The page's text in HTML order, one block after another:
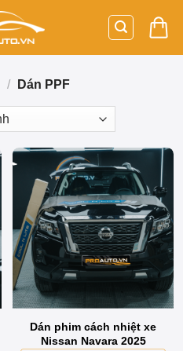
/ Dán PPF
Dán phim cách nhiệt xe
Nissan Navara 2025